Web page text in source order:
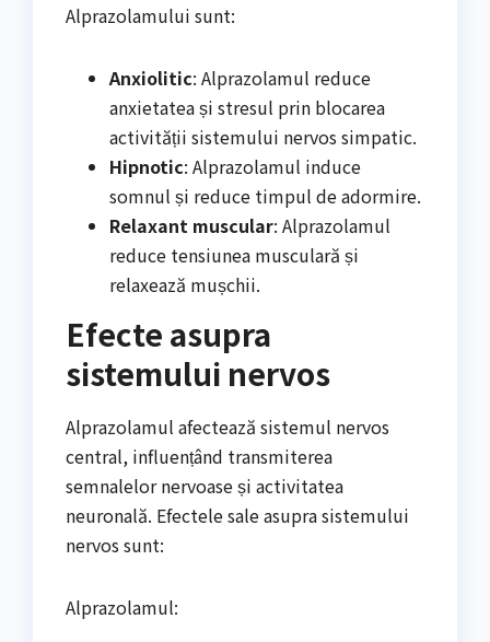
Alprazolamului sunt:
Anxiolitic: Alprazolamul reduce
anxietatea și stresul prin blocarea
activității sistemului nervos simpatic.
Hipnotic: Alprazolamul induce
somnul și reduce timpul de adormire.
Relaxant muscular: Alprazolamul
reduce tensiunea musculară și
relaxează mușchii.
Efecte asupra
sistemului nervos
Alprazolamul afectează sistemul nervos
central, influențând transmiterea
semnalelor nervoase și activitatea
neuronală. Efectele sale asupra sistemului
nervos sunt:
Alprazolamul: